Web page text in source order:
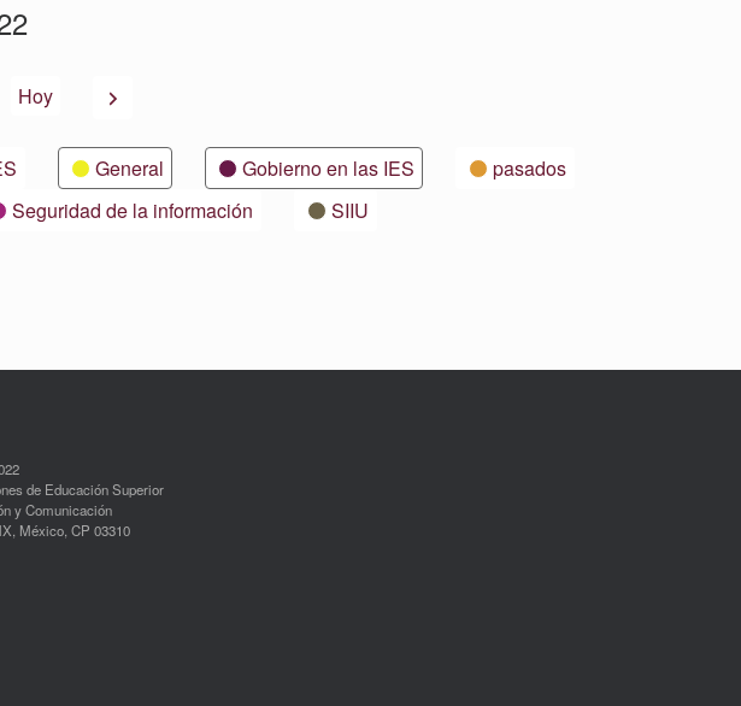
Hoy Siguiente
General Gobierno en las IES
pasados
Seguridad de la información
SIIU
de Educación Superior
y Comunicación
México, CP 03310